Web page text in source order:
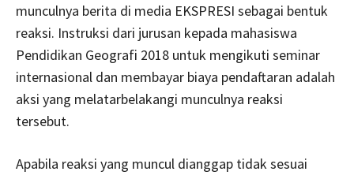
munculnya berita di media EKSPRESI sebagai bentuk
reaksi. Instruksi dari jurusan kepada mahasiswa
Pendidikan Geografi 2018 untuk mengikuti seminar
internasional dan membayar biaya pendaftaran adalah
aksi yang melatarbelakangi munculnya reaksi
tersebut.
Apabila reaksi yang muncul dianggap tidak sesuai